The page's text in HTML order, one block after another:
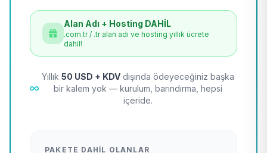
Alan Adı + Hosting DAHİL
.com.tr / .tr alan adı ve hosting yıllık ücrete
dahil!
Yıllık 50 USD + KDV dışında ödeyeceğiniz başka
bir kalem yok — kurulum, barındırma, hepsi
içeride.
PAKETE DAHIL OLANLAR